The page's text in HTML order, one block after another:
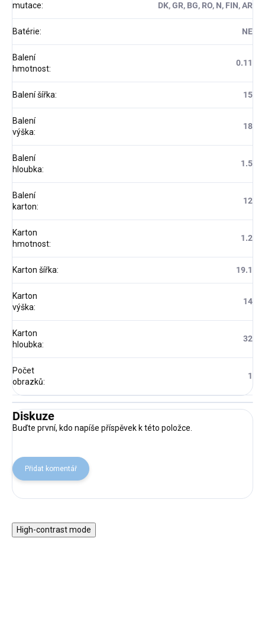
mutace:
DK, GR, BG, RO, N, FIN, AR
Batérie: NE
Balení
hmotnost:
0.11
Balení šířka: 15
Balení
výška:
18
Balení
hloubka:
1.5
Balení
karton:
12
Karton
hmotnost:
1.2
Karton šířka: 19.1
Karton
výška:
14
Karton
hloubka:
32
Počet
obrazků:
1
Diskuze
Buďte první, kdo napíše příspěvek k této položce.
Přidat komentář
High-contrast mode